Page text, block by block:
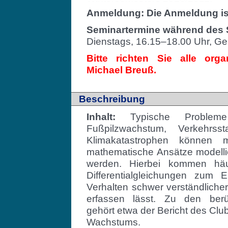
Anmeldung: Die Anmeldung
Seminartermine während des
Dienstags, 16.15–18.00 Uhr,
Bitte richten Sie alle
Michael Breuß.
Beschreibung
Inhalt: Typische
Fußpilzwachstum,
Klimakatastrophen können
mathematische Ansätze
werden. Hierbei kommen
Differentialgleichungen
Verhalten schwer
erfassen lässt. Zu den
gehört etwa der Bericht des
Wachstums.